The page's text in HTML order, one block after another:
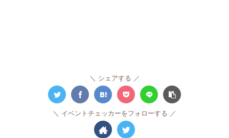
シェアする
イベントチェッカーをフォローする